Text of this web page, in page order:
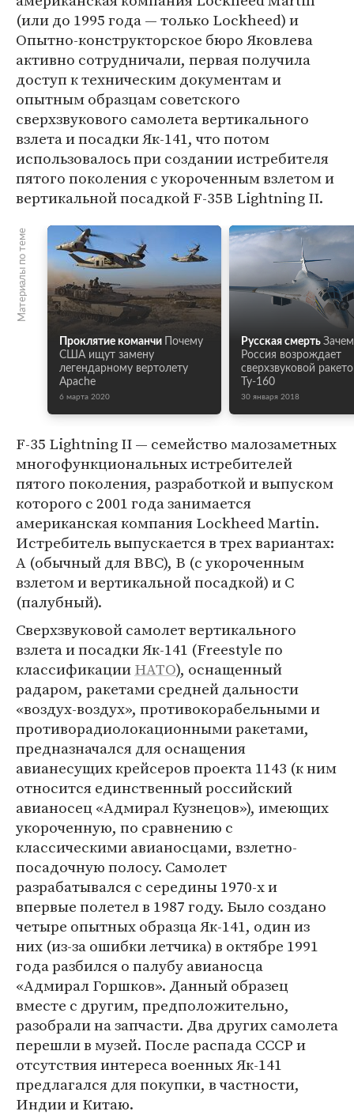
(или до 1995 года — только Lockheed) и
Опытно-конструкторское бюро Яковлева
активно сотрудничали, первая получила
доступ к техническим документам и
опытным образцам советского
сверхзвукового самолета вертикального
взлета и посадки Як-141, что потом
использовалось при создании истребителя
пятого поколения с укороченным взлетом и
вертикальной посадкой F-35B Lightning II.
Материалы по теме
Проклятие команчи
Почему
США ищут замену
легендарному вертолету
Apache
6 марта 2020
Русская смерть Зачем
Россия возрождает
сверхзвуковой
Ту-160
30 января 2018
F-35 Lightning II — семейство малозаметных
многофункциональных истребителей
пятого поколения, разработкой и выпуском
которого с 2001 года занимается
американская компания Lockheed Martin.
Истребитель выпускается в трех вариантах:
A (обычный для ВВС), B (с укороченным
взлетом и вертикальной посадкой) и C
(палубный).
Сверхзвуковой самолет вертикального
взлета и посадки Як-141 (Freestyle по
классификацииНАТО), оснащенный
радаром, ракетами средней дальности
«воздух-воздух», противокорабельными и
противорадиолокационными ракетами,
предназначался для оснащения
авианесущих крейсеров проекта 1143 (к ним
относится единственный российский
авианосец «Адмирал Кузнецов»), имеющих
укороченную, по сравнению с
классическими авианосцами, взлетно-
посадочную полосу. Самолет
разрабатывался с середины 1970-х и
впервые полетел в 1987 году. Было создано
четыре опытных образца Як-141, один из
них (из-за ошибки летчика) в октябре 1991
года разбился о палубу авианосца
«Адмирал Горшков». Данный образец
вместе с другим, предположительно,
разобрали на запчасти. Два других самолета
перешли в музей. После распада СССР и
отсутствия интереса военных Як-141
предлагался для покупки, в частности,
Индии и Китаю.